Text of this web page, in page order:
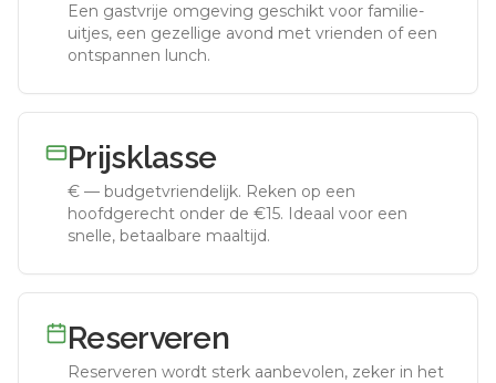
Een gastvrije omgeving geschikt voor familie-
uitjes, een gezellige avond met vrienden of een
ontspannen lunch.
Prijsklasse
€ — budgetvriendelijk. Reken op een
hoofdgerecht onder de €15. Ideaal voor een
snelle, betaalbare maaltijd.
Reserveren
Reserveren wordt sterk aanbevolen, zeker in het